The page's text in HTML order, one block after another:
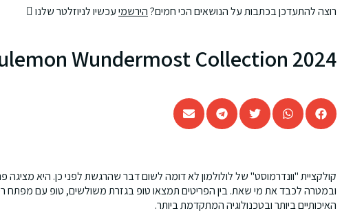
רוצה להתעדכן בכתבות על הנושאים הכי חמים?הירשמיעכשיו לניוזלטר שלנו
Wundermost Collection 2024
קולקציית "וונדרמוסט" של לולולמון לא דומה לשום דבר שהרגשת לפני כן. היא
ובמטרה לכבד את מי שאת. בין הפריטים תמצאו טופ בגזרת משולשים, טופ עם מפתח
האיכותיים ביותר ובטכנולוגיה המתקדמת ביותר.